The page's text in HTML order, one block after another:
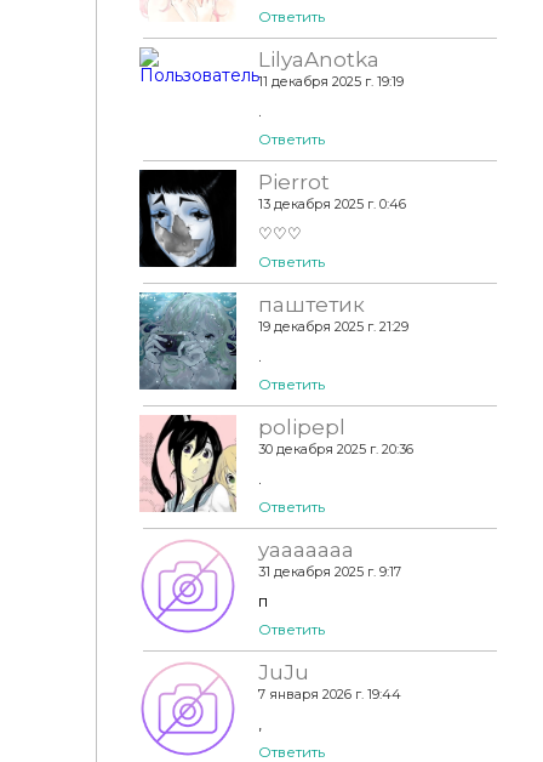
Ответить
LilyaAnotka
11 декабря 2025 г. 19:19
Ответить
Pierrot
13 декабря 2025 г. 0:46
♡♡♡
Ответить
паштетик
19 декабря 2025 г. 21:29
Ответить
polipepl
30 декабря 2025 г. 20:36
Ответить
yaaaaaaa
31 декабря 2025 г. 9:17
п
Ответить
JuJu
7 января 2026 г. 19:44
Ответить